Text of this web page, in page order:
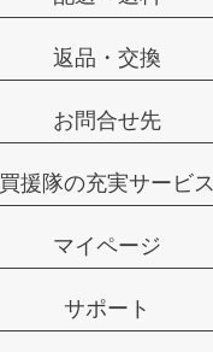
返品・交換
お問合せ先
買援隊の充実サービス
マイページ
サポート